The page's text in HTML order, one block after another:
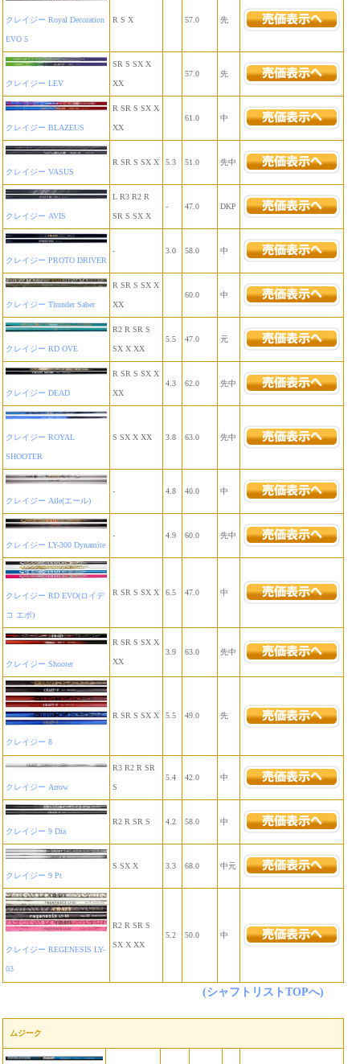
クレイジー Royal Decoration
EVO 5
R S X 57.0 先
クレイジー LEV
SR S SX X
XX
57.0 先
クレイジー BLAZEUS
R SR S SX X
XX
61.0 中
クレイジー VASUS
R SR S SX X 5.3 51.0 先中
クレイジー AVIS
L R3 R2 R
SR S SX X
- 47.0 DKP
クレイジー PROTO DRIVER
- 3.0 58.0 中
クレイジー Thunder Saber
R SR S SX X
XX
60.0 中
クレイジー RD OVE
R2 R SR S
SX X XX
5.5 47.0 元
クレイジー DEAD
R SR S SX X
XX
4.3 62.0 先中
クレイジー ROYAL
SHOOTER
S SX X XX 3.8 63.0 先中
クレイジー Aile(エール)
- 4.8 40.0 中
クレイジー LY-300 Dynamite
- 4.9 60.0 先中
クレイジー RD EVO(ロイデ
コ エボ)
R SR S SX X 6.5 47.0 中
クレイジー Shooter
R SR S SX X
XX
3.9 63.0 先中
クレイジー 8
R SR S SX X 5.5 49.0 先
クレイジー Arrow
R3 R2 R SR
S
5.4 42.0 中
クレイジー 9 Dia
R2 R SR S 4.2 58.0 中
クレイジー 9 Pt
S SX X 3.3 68.0 中元
クレイジー REGENESIS LY-
03
R2 R SR S
SX X XX
5.2 50.0 中
(シャフトリストTOPへ)
ムジーク